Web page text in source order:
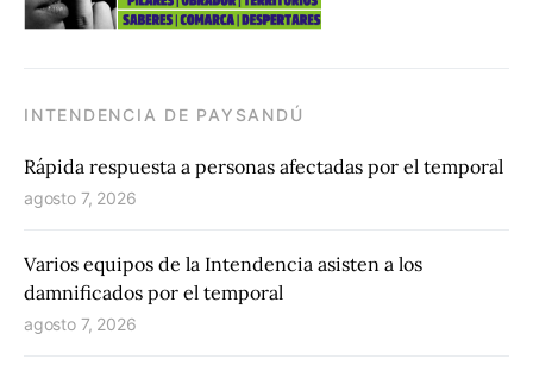
INTENDENCIA DE PAYSANDÚ
Rápida respuesta a personas afectadas por el temporal
agosto 7, 2026
Varios equipos de la Intendencia asisten a los
damnificados por el temporal
agosto 7, 2026